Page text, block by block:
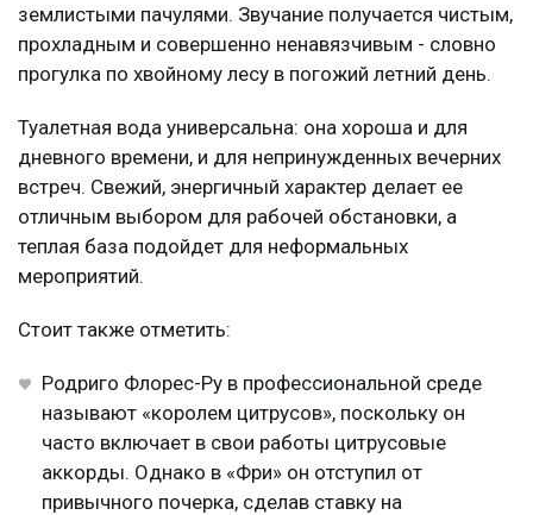
землистыми пачулями. Звучание получается чистым,
прохладным и совершенно ненавязчивым - словно
прогулка по хвойному лесу в погожий летний день.
Туалетная вода универсальна: она хороша и для
дневного времени, и для непринужденных вечерних
встреч. Свежий, энергичный характер делает ее
отличным выбором для рабочей обстановки, а
теплая база подойдет для неформальных
мероприятий.
Стоит также отметить:
Родриго Флорес-Ру в профессиональной среде
называют «королем цитрусов», поскольку он
часто включает в свои работы цитрусовые
аккорды. Однако в «Фри» он отступил от
привычного почерка, сделав ставку на